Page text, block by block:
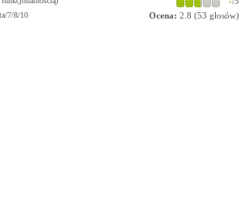
7/8/10
Ocena: 2.8 (53 głosów)